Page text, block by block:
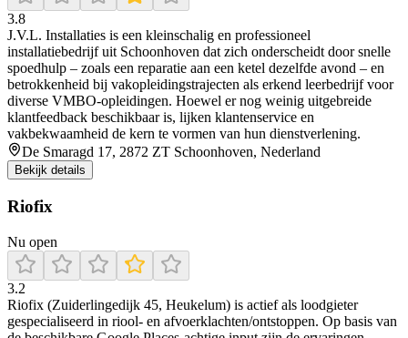
3.8
J.V.L. Installaties is een kleinschalig en professioneel
installatiebedrijf uit Schoonhoven dat zich onderscheidt door snelle
spoedhulp – zoals een reparatie aan een ketel dezelfde avond – en
betrokkenheid bij vakopleidingstrajecten als erkend leerbedrijf voor
diverse VMBO-opleidingen. Hoewel er nog weinig uitgebreide
klantfeedback beschikbaar is, lijken klantenservice en
vakbekwaamheid de kern te vormen van hun dienstverlening.
De Smaragd 17, 2872 ZT Schoonhoven, Nederland
Bekijk details
Riofix
Nu open
3.2
Riofix (Zuiderlingedijk 45, Heukelum) is actief als loodgieter
gespecialiseerd in riool- en afvoerklachten/ontstoppen. Op basis van